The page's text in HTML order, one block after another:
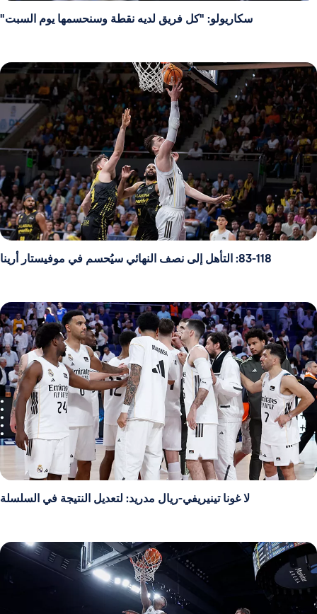
سكاريولو: "كل فريق لديه نقطة وسنحسمها يوم السبت"
83-118: التأهل إلى نصف النهائي سيُحسم في موفيستار أرينا
لا غونا تينيريفي-ريال مدريد: لتعديل النتيجة في السلسلة